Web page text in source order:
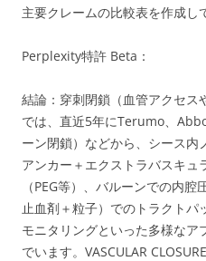
主要クレームの比較表を作成し
Perplexity特許 Beta：
結論：穿刺閉鎖（血管アクセス
では、直近5年にTerumo、
ーン閉鎖）などから、シース内
アンカー＋エクストラバスキュ
（PEG等）、バルーンでの内
止血剤＋粒子）でのトラクト
モニタリングといった多様なア
でいます。 VASCULAR